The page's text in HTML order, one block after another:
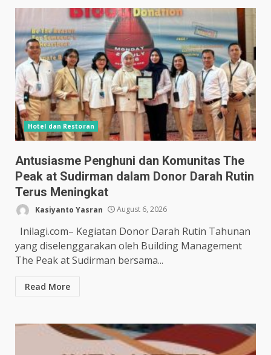
Hotel dan Restoran
Antusiasme Penghuni dan Komunitas The
Peak at Sudirman dalam Donor Darah Rutin
Terus Meningkat
Kasiyanto Yasran August 6, 2026
Inilagi.com– Kegiatan Donor Darah Rutin Tahunan
yang diselenggarakan oleh Building Management
The Peak at Sudirman bersama...
Read More